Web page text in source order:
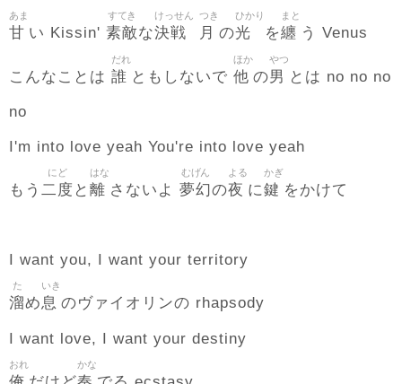
甘
あま
い Kissin' 素敵
すてき
な決戦
けっせん
月
つき
の光
ひかり
を纏
まと
う Venus
こんなことは 誰
だれ
ともしないで 他
ほか
の男
やつ
とは no no no
no
I'm into love yeah You're into love yeah
もう 二度
にど
と 離
はな
さないよ 夢幻
むげん
の夜
よる
に鍵
かぎ
をかけて
I want you, I want your territory
溜
た
め息
いき
のヴァイオリンの rhapsody
I want love, I want your destiny
おれ かな